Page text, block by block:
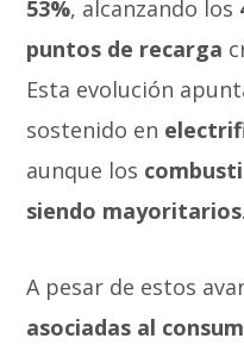
53%, alcanzando los
puntos de recarga
Esta evolución
sostenido en
aunque los
siendo mayoritarios.
A pesar de estos
asociadas al